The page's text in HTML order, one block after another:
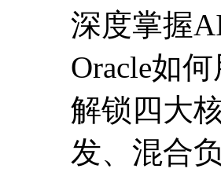
深度掌握
Oracle如
解锁四大
发、混合